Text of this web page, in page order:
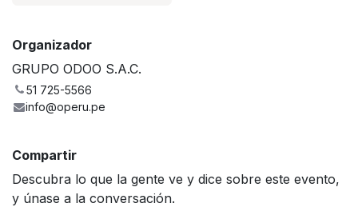
Organizador
GRUPO ODOO S.A.C.
51 725-5566
info@operu.pe
Compartir
Descubra lo que la gente ve y dice sobre este evento,
y únase a la conversación.